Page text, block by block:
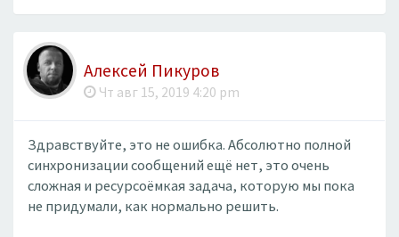
Алексей Пикуров
Чт авг 15, 2019 4:20 pm
Здравствуйте, это не ошибка. Абсолютно полной
синхронизации сообщений ещё нет, это очень
сложная и ресурсоёмкая задача, которую мы пока
не придумали, как нормально решить.